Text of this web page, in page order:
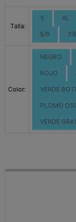
Talla:
S XL
5/6 7/
Color:
NEGRO
ROJO
VERDE
PLOMO
VERDE